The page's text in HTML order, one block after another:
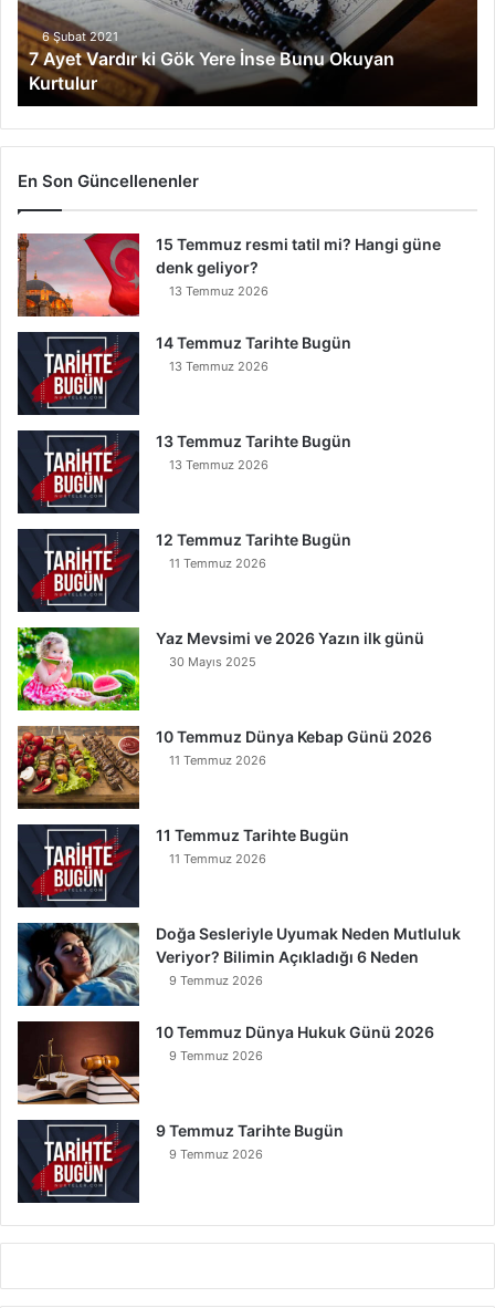
a
r
d
r
k
i
G
Y
e
r
e
n
s
B
u
n
k
a
n
K
u
r
t
u
l
u
r
6 Şubat 2021
7 Ayet Vardır ki Gök Yere İnse Bunu Okuyan
Kurtulur
En Son Güncellenenler
15 Temmuz resmi tatil mi? Hangi güne
denk geliyor?
13 Temmuz 2026
14 Temmuz Tarihte Bugün
13 Temmuz 2026
13 Temmuz Tarihte Bugün
13 Temmuz 2026
12 Temmuz Tarihte Bugün
11 Temmuz 2026
Yaz Mevsimi ve 2026 Yazın ilk günü
30 Mayıs 2025
10 Temmuz Dünya Kebap Günü 2026
11 Temmuz 2026
11 Temmuz Tarihte Bugün
11 Temmuz 2026
Doğa Sesleriyle Uyumak Neden Mutluluk
Veriyor? Bilimin Açıkladığı 6 Neden
9 Temmuz 2026
10 Temmuz Dünya Hukuk Günü 2026
9 Temmuz 2026
9 Temmuz Tarihte Bugün
9 Temmuz 2026